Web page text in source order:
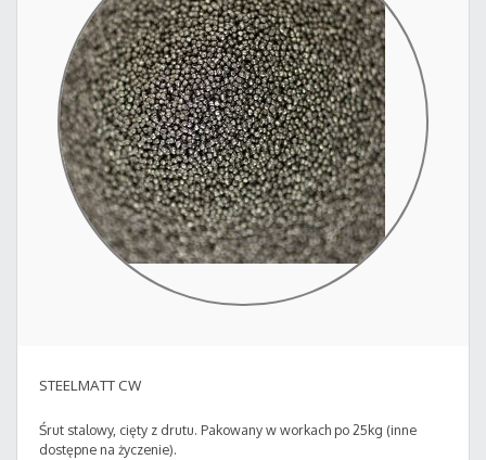
STEELMATT CW
Śrut stalowy, cięty z drutu. Pakowany w workach po 25kg (inne
dostępne na życzenie).